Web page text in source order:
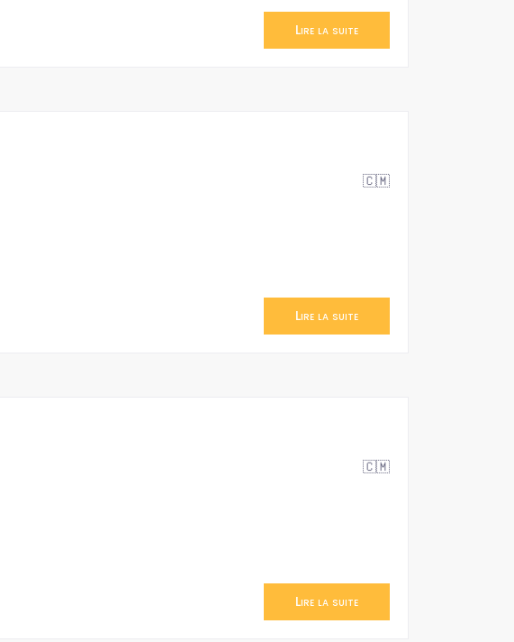
Lire la suite
🇨🇲
Lire la suite
🇨🇲
Lire la suite